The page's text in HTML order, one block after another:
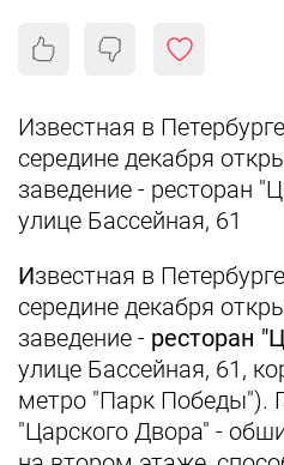
Известная в
середине декабря
заведение - ресторан
улице Бассейная, 61
Известная в
середине декабря
заведение - ресторан
улице Бассейная, 61,
метро "Парк Победы").
"Царского Двора" -